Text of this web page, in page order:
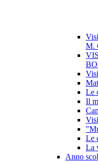
M.
Le
Il
Le
La
Anno